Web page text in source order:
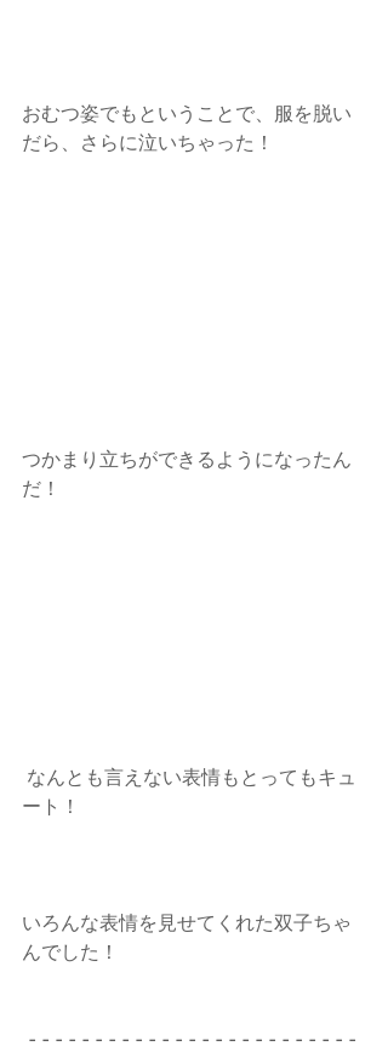
おむつ姿でもということで、服を脱い
だら、さらに泣いちゃった！
つかまり立ちができるようになったん
だ！
ート！
いろんな表情を見せてくれた双子ちゃ
んでした！
- - - - - - - - - - - - - - - - - - - - - - - - -